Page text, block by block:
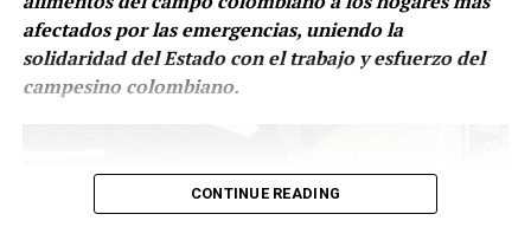
control:
La Superintendencia mantendrá un monitoreo continuo
prórroga de intervenciones cuando se evidencie riesgo
afectados por las emergencias, uniendo la
solidaridad del Estado con el trabajo y esfuerzo del
campesino colombiano.
CONTINUE READING